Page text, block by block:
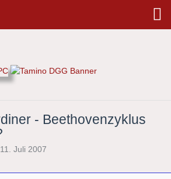
- Beethovenzyklus
11. Juli 2007